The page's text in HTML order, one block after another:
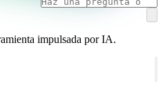
impulsada por IA.